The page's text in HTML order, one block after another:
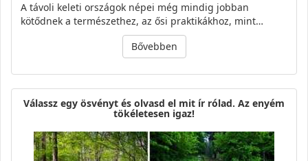
A távoli keleti országok népei még mindig jobban
kötődnek a természethez, az ősi praktikákhoz, mint…
Bővebben
Válassz egy ösvényt és olvasd el mit ír rólad. Az enyém
tökéletesen igaz!